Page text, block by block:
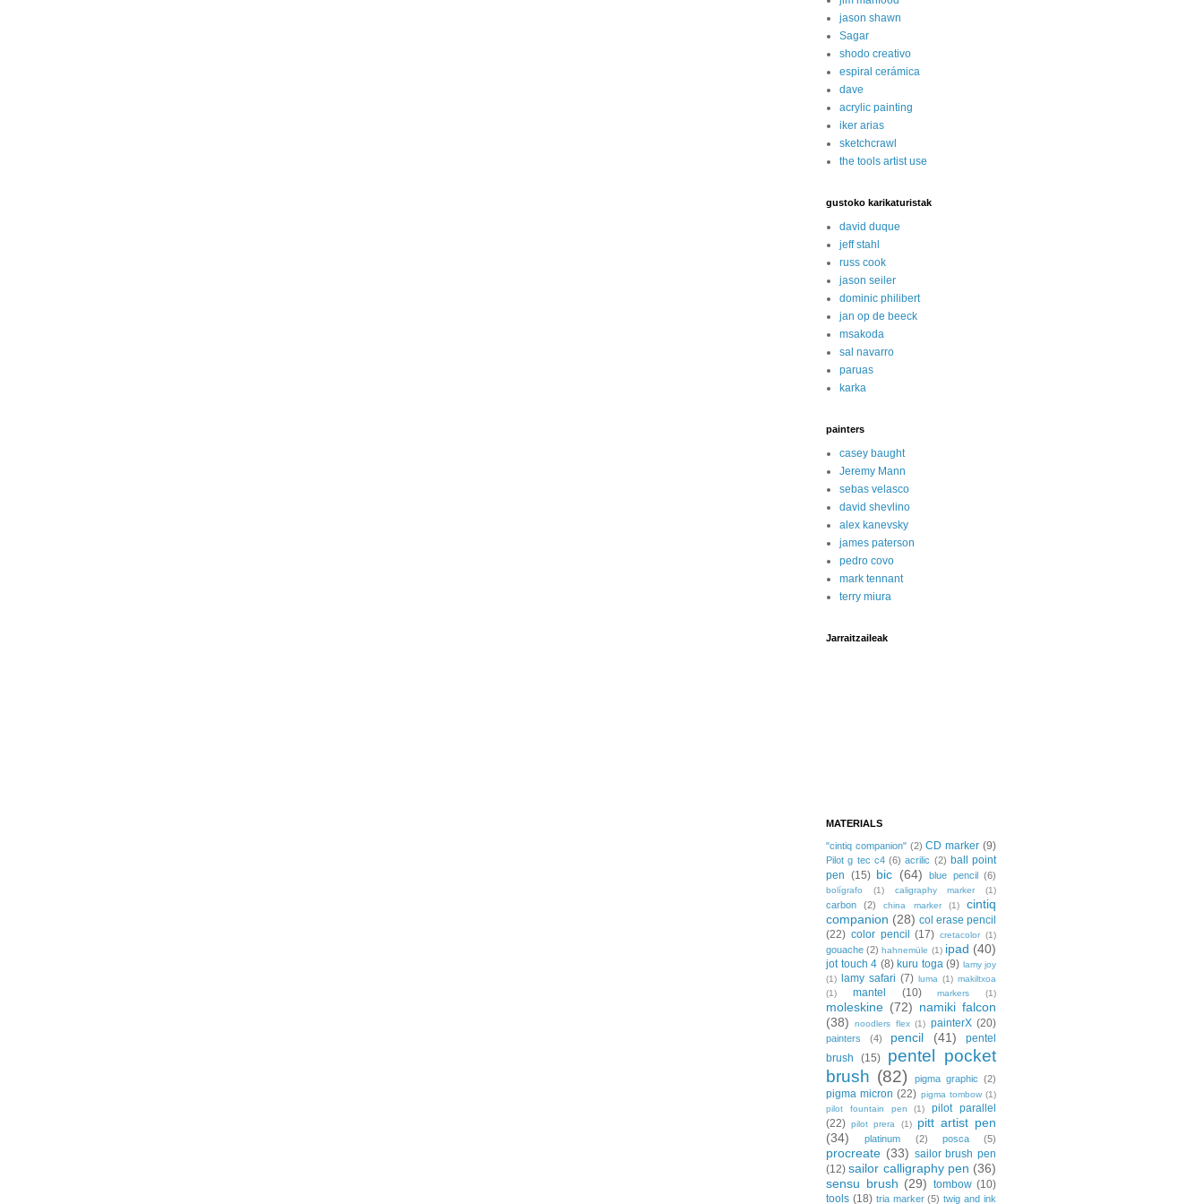
jason shawn
Sagar
shodo creativo
espiral cerámica
dave
acrylic painting
iker arias
sketchcrawl
the tools artist use
gustoko karikaturistak
david duque
jeff stahl
russ cook
jason seiler
dominic philibert
jan op de beeck
msakoda
sal navarro
paruas
karka
painters
casey baught
Jeremy Mann
sebas velasco
david shevlino
alex kanevsky
james paterson
pedro covo
mark tennant
terry miura
Jarraitzaileak
MATERIALS
"cintiq companion" (2) CD marker (9)
Pilot g tec c4 (6) acrilic (2) ball point
pen (15) bic (64) blue pencil (6)
bolígrafo (1) caligraphy marker (1)
carbon (2) china marker (1)
cintiq
companion (28) col erase pencil
(22) color pencil (17) cretacolor (1)
gouache (2) hahnemüle (1) ipad (40)
jot touch 4 (8) kuru toga (9) lamy joy
(1) lamy safari (7) luma (1) makiltxoa
(1)
mantel (10) markers (1)
moleskine (72) namiki falcon
(38)
noodlers flex (1) painterX (20)
painters (4) pencil (41)
pentel
brush
(15)
pentel pocket
brush (82) pigma graphic (2)
pigma micron (22) pigma tombow (1)
pilot fountain pen
(1)
pilot parallel
(22) pilot prera (1)
pitt artist pen
(34)
platinum (2) posca (5)
procreate (33) sailor brush pen
(12) sailor calligraphy pen (36)
sensu brush (29) tombow (10)
tools (18) tria marker (5) twig and ink